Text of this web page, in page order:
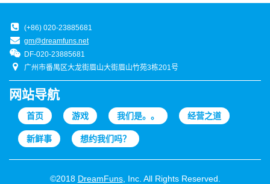
(+86) 020-23885681
gm@dreamfuns.net
DF-020-23885681
广州市番禺区大龙街眉山大街眉山竹苑3栋201号
网站导航
首页 游戏 我们是。。 经营之道
新鲜事 想约我们吗？
©2018 DreamFuns, Inc. All Rights Reserved.